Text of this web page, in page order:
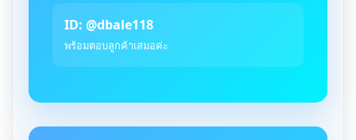
ID: @dbale118
พร้อมตอบลูกค้าเสมอค่ะ